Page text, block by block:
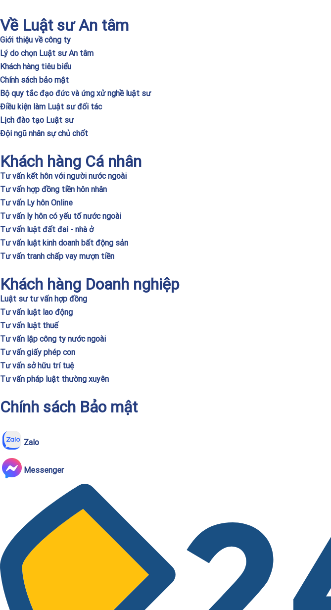
Về Luật sư An tâm
Giới thiệu về công ty
Lý do chọn Luật sư An tâm
Khách hàng tiêu biểu
Chính sách bảo mật
Bộ quy tắc đạo đức và ứng xử nghề luật sư
Điều kiện làm Luật sư đối tác
Lịch đào tạo Luật sư
Đội ngũ nhân sự chủ chốt
Khách hàng Cá nhân
Tư vấn kết hôn với người nước ngoài
Tư vấn hợp đồng tiền hôn nhân
Tư vấn Ly hôn Online
Tư vấn ly hôn có yếu tố nước ngoài
Tư vấn luật đất đai - nhà ở
Tư vấn luật kinh doanh bất động sản
Tư vấn tranh chấp vay mượn tiền
Khách hàng Doanh nghiệp
Luật sư tư vấn hợp đồng
Tư vấn luật lao động
Tư vấn luật thuế
Tư vấn lập công ty nước ngoài
Tư vấn giấy phép con
Tư vấn sở hữu trí tuệ
Tư vấn pháp luật thường xuyên
Chính sách Bảo mật
Zalo
Messenger